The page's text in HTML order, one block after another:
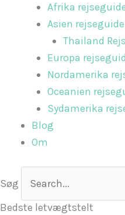
Afrika
Asien rejseguide
Thailand
Europa
Nordamerika
Oceanien
Sydamerika
Blog
Om
Søg
Bedste letvægtstelt